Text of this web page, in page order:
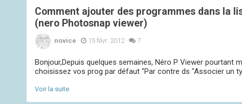
Comment ajouter des programmes dans la
(nero Photosnap viewer)
novice · 15 févr. 2012· 7
Bonjour,Depuis quelques semaines, Néro P Viewer pourtant
choisissez vos prog par défaut "Par contre ds "Associer un
Voir la suite